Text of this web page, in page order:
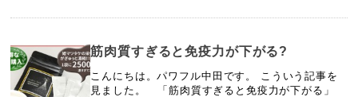
筋肉質すぎると免疫力が下がる?
こんにちは。パワフル中田です。 こういう記事を
見ました。 「筋肉質すぎると免疫力が下がる」